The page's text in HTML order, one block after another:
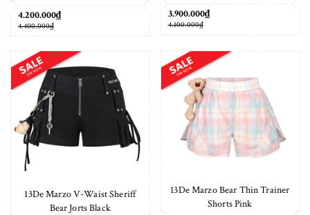
4.200.000₫
4.400.000₫
3.900.000₫
4.100.000₫
13De Marzo V-Waist Sheriff
Bear Jorts Black
13De Marzo Bear Thin Trainer
Shorts Pink